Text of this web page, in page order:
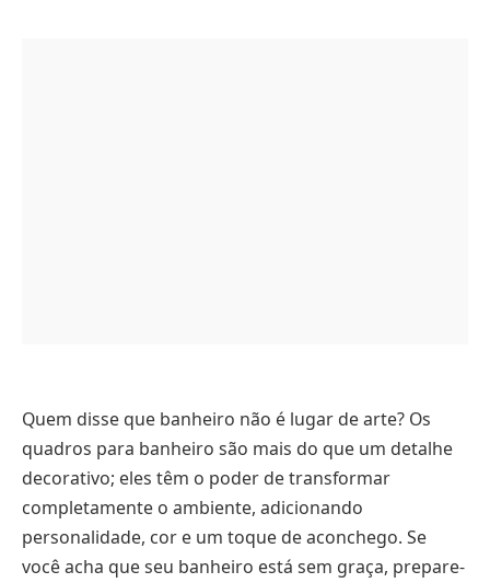
Quem disse que banheiro não é lugar de arte? Os
quadros para banheiro são mais do que um detalhe
decorativo; eles têm o poder de transformar
completamente o ambiente, adicionando
personalidade, cor e um toque de aconchego. Se
você acha que seu banheiro está sem graça, prepare-